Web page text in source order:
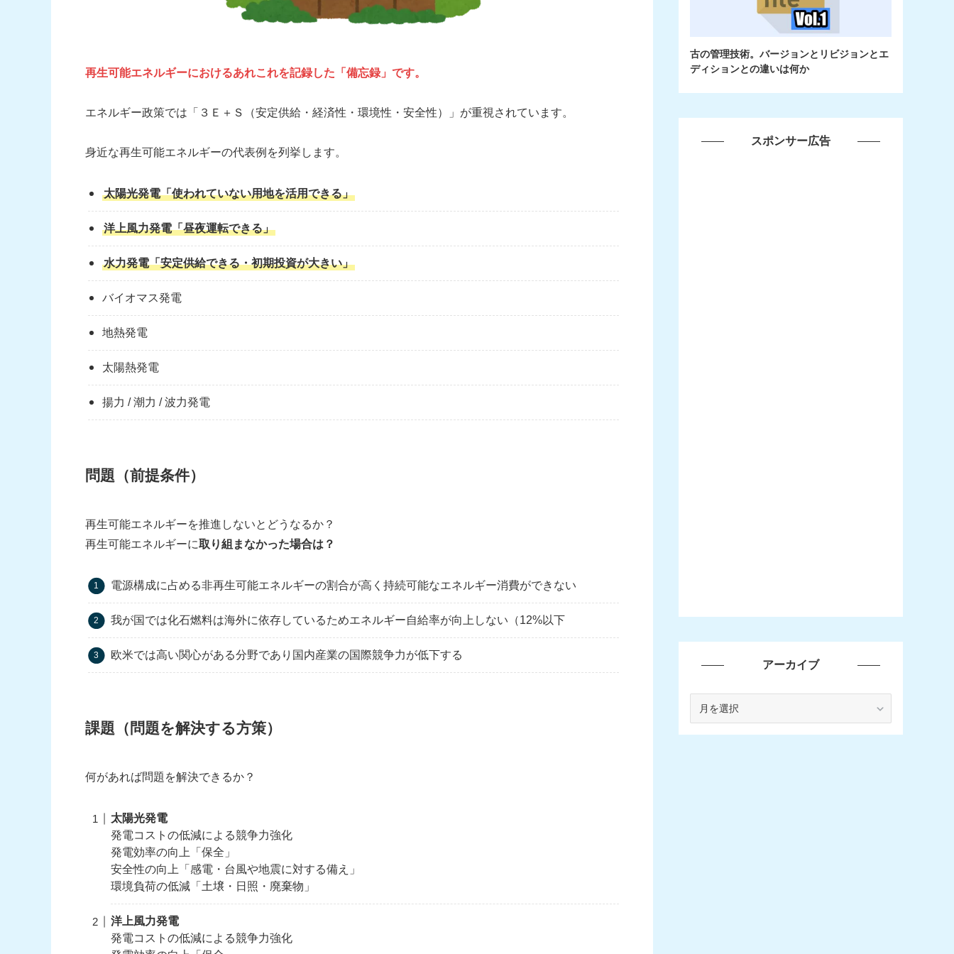
再生可能エネルギーにおけるあれこれを記録した 「備忘録」 です。
エネルギー政策では 「３Ｅ＋Ｓ（安定供給・経済性・環境性・安全性）」 が重視されています。
身近な再生可能エネルギーの代表例を列挙します。
太陽光発電「使われていない用地を活用できる」
洋上風力発電「昼夜運転できる」
水力発電「安定供給できる・初期投資が大きい」
バイオマス発電
地熱発電
太陽熱発電
揚力 / 潮力 / 波力発電
問題（前提条件）
再生可能エネルギーを推進しないとどうなるか？
再生可能エネルギーに取り組まなかった場合は？
電源構成に占める非再生可能エネルギーの割合が高く持続可能なエネルギー消費ができない
我が国では化石燃料は海外に依存しているためエネルギー自給率が向上しない（12%以下
欧米では高い関心がある分野であり国内産業の国際競争力が低下する
課題（問題を解決する方策）
何があれば問題を解決できるか？
太陽光発電
発電コストの低減による競争力強化
発電効率の向上「保全」
安全性の向上「感電・台風や地震に対する備え」
環境負荷の低減「土壌・日照・廃棄物」
洋上風力発電
発電コストの低減による競争力強化
古の管理技術。バージョンとリビジョンとエ
ディションとの違いは何か
スポンサー広告
アーカイブ
カ